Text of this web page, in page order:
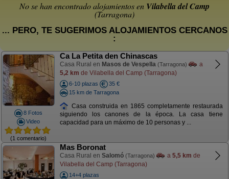
No se han encontrado alojamientos en Vilabella del Camp
(Tarragona)
... PERO, TE SUGERIMOS ALOJAMIENTOS CERCANOS
:
8 Fotos
Video
(1 comentario)
Ca La Petita den Chinascas
Casa Rural en Masos de Vespella (Tarragona)
a
5,2 km de Vilabella del Camp (Tarragona)
6-10 plazas
35 €
15 km de Tarragona
Casa construida en 1865 completamente restaurada
siguiendo los canones de la época. La casa tiene
capacidad para un máximo de 10 personas y ...
Mas Boronat
Casa Rural en Salomó (Tarragona) a 5,5 km de
Vilabella del Camp (Tarragona)
14+4 plazas